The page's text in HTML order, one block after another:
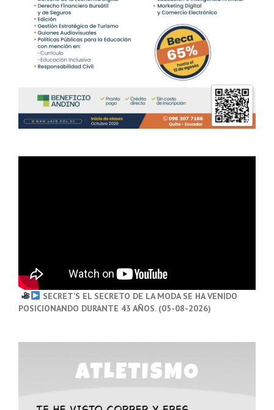
SECRET’S EL SECRETO DE LA MODA SE HA VENIDO
POSICIONANDO DURANTE 43 AÑOS. (05-08-2026)